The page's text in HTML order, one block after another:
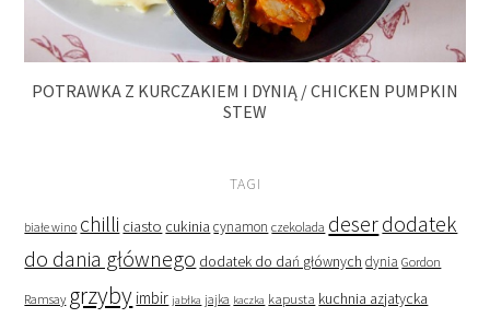
POTRAWKA Z KURCZAKIEM I DYNIĄ / CHICKEN PUMPKIN
STEW
TAGI
białe wino chilli ciasto cukinia cynamon czekolada deserdodatek
do dania głównego dodatek do dań głównych dynia Gordon
Ramsay grzyby imbir jabłka jajka kaczka kapusta kuchnia azjatycka